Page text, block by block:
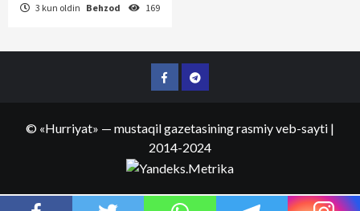
3 kun oldin Behzod 169
FacebookTelegram
© «Hurriyat» — mustaqil gazetasining rasmiy veb-sayti |
2014-2024